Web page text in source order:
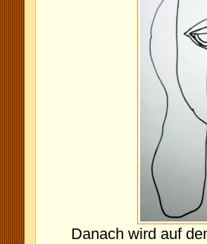
Danach wird auf